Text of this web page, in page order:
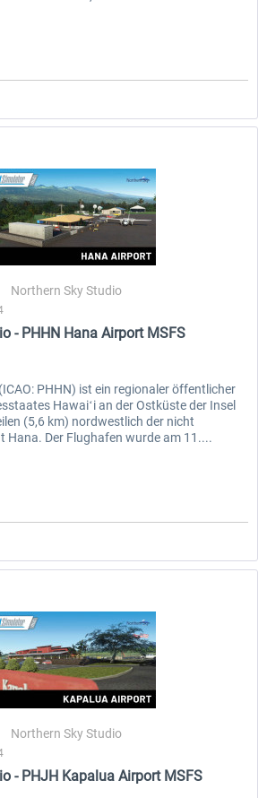
Northern Sky Studio
- PHHN Hana Airport MSFS
PHHN) ist ein regionaler öffentlicher
Hawaiʻi an der Ostküste der Insel
(5,6 km) nordwestlich der nicht
Hana. Der Flughafen wurde am 11....
Northern Sky Studio
- PHJH Kapalua Airport MSFS